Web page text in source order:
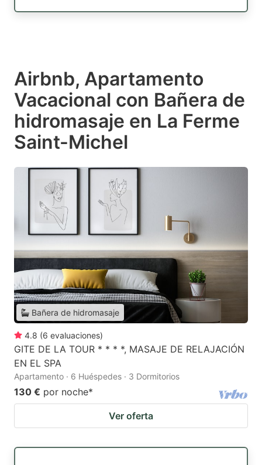
Airbnb, Apartamento
Vacacional con Bañera de
hidromasaje en La Ferme
Saint-Michel
Bañera de hidromasaje
4.8 (6 evaluaciones)
GITE DE LA TOUR * * * *, MASAJE DE RELAJACIÓN
EN EL SPA
Apartamento · 6 Huéspedes · 3 Dormitorios
130 € por noche*
Ver oferta